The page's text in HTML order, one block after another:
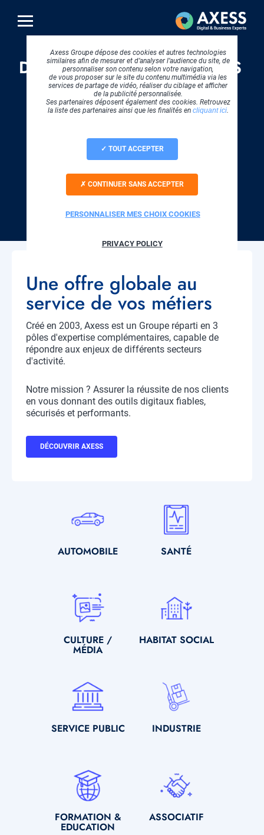
contenu
principal
DIGITAL & BUSINESS
EXPERTS
CLOUD COMPUTING
SOFTWARE
STRATEGIE DIGITALE
Titre
Une offre globale au
service de vos métiers
Description
Créé en 2003, Axess est un Groupe réparti en 3
pôles d'expertise complémentaires, capable de
répondre aux enjeux de différents secteurs
d'activité.
Notre mission ? Assurer la réussite de nos clients
en vous donnant des outils digitaux fiables,
sécurisés et performants.
Bouton
CTA
DÉCOUVRIR AXESS
SOUS-
AUTOMOBILE
Icone
SOUS-SANTÉ
Icone
SOUS-
TITRE
CULTURE /
MÉDIA
Icone
SOUS-
HABITAT SOCIAL
Icone
SOUS-
SERVICE PUBLIC
Icone
SOUS-
INDUSTRIE
Icone
SOUS-
TITRE
FORMATION &
EDUCATION
Icone
SOUS-
ASSOCIATIF
Axess Groupe dépose des cookies et autres technologies
similaires afin de mesurer et d’analyser l’audience du site, de
personnaliser son contenu selon votre navigation,
de vous proposer sur le site du contenu multimédia via les
services de partage de vidéo, réaliser du ciblage et afficher
de la publicité personnalisée.
Ses partenaires déposent également des cookies. Retrouvez
la liste des partenaires ainsi que les finalités en cliquant ici.
TOUT ACCEPTER
CONTINUER SANS ACCEPTER
PERSONNALISER MES CHOIX COOKIES
PRIVACY POLICY